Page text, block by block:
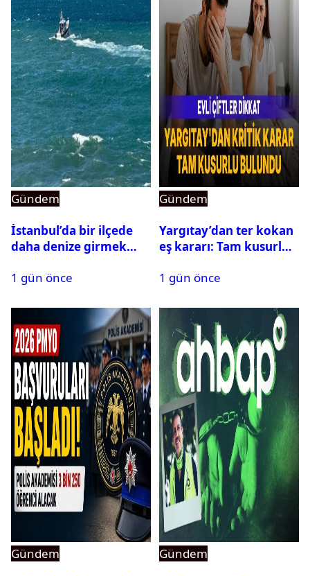
Gündem
İstanbul’da bir ilçede
daha denize girmek
1 gün önce
Gündem
Yargıtay’dan ter kokan
eş kararı: Tam kusurlu
1 gün önce
Gündem
Gündem